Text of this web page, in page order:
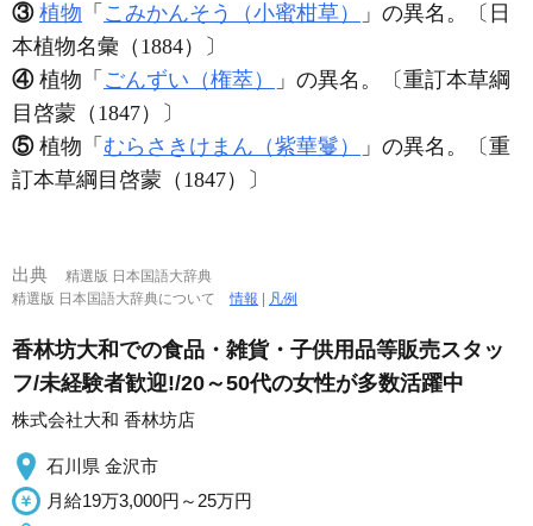
③ 植物 「 こみかんそう（小蜜柑草）
」の異名。〔日
本植物名彙（1884）〕
④植物「 ごんずい（権萃）
」の異名。〔重訂本草綱
目啓蒙（1847）〕
⑤植物「 むらさきけまん（紫華鬘）
」の異名。〔重
訂本草綱目啓蒙（1847）〕
出典
精選版 日本国語大辞典
精選版 日本国語大辞典について情報 凡例
香林坊大和での食品・雑貨・子供用品等販売スタッ
フ/未経験者歓迎!/20～50代の女性が多数活躍中
株式会社大和 香林坊店
石川県 金沢市
月給19万3,000円～25万円